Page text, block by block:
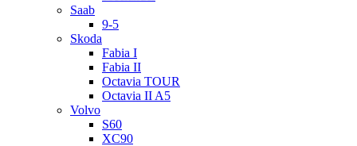
Saab
9-5
Skoda
Fabia I
Fabia II
Octavia TOUR
Octavia II A5
Volvo
S60
XC90